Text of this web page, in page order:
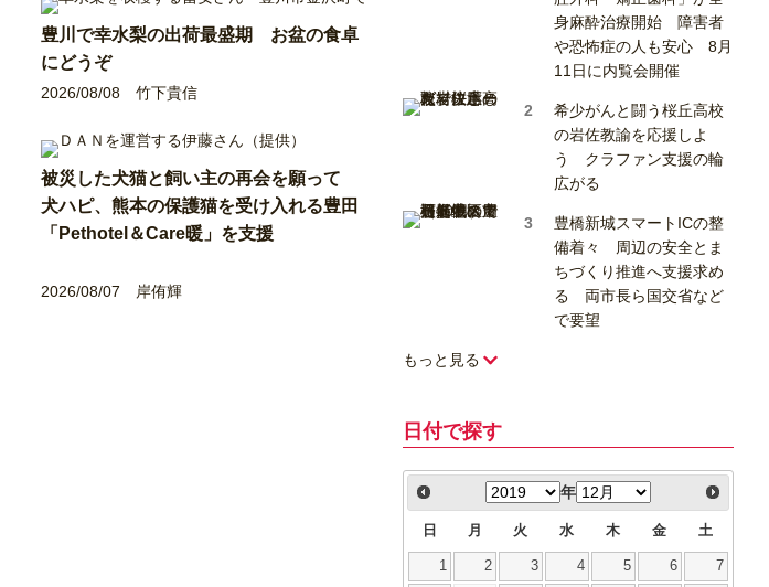
豊川で幸水梨の出荷最盛期 お盆の食卓
にどうぞ
2026/08/08 竹下貴信
被災した犬猫と飼い主の再会を願って
犬ハピ、熊本の保護猫を受け入れる豊田
「Pethotel＆Care暖」を支援
2026/08/07 岸侑輝
身麻酔治療開始 障害者
や恐怖症の人も安心 8月
11日に内覧会開催
希少がんと闘う桜丘高校
の岩佐教諭を応援しよ
う クラファン支援の輪
広がる
豊橋新城スマートICの整
備着々 周辺の安全とま
ちづくり推進へ支援求め
る 両市長ら国交省など
で要望
もっと見る
日付で探す
年
日 月 火 水 木 金 土
1 2 3 4 5 6 7